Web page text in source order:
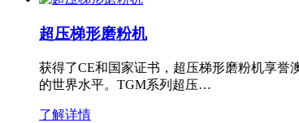
超压梯形磨粉机
获得了CE和国家证书，超压梯形磨粉机享
的世界水平。TGM系列超压…
了解详情